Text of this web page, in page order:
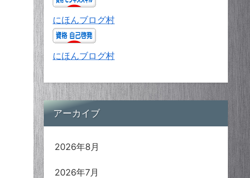
にほんブログ村
にほんブログ村
アーカイブ
2026年8月
2026年7月